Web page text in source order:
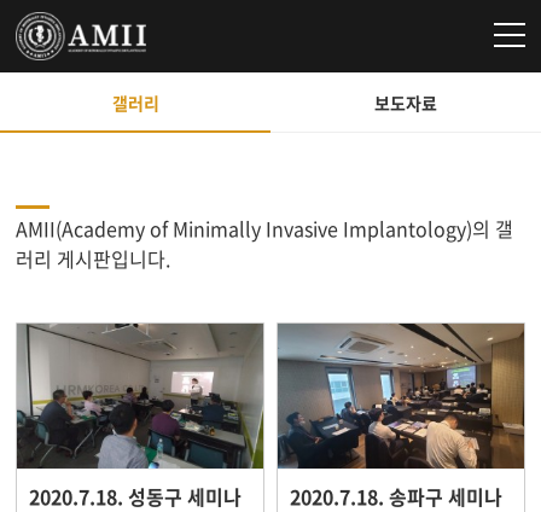
갤러리 보도자료
AMII(Academy of Minimally Invasive Implantology)의 갤
러리 게시판입니다.
2020.7.18. 성동구 세미나 2020.7.18. 송파구 세미나